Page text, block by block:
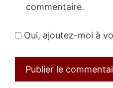
commentaire.
Oui, ajoutez-moi à